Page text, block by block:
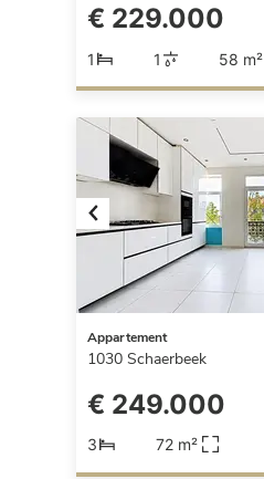
€ 229.000
1 1 58 m²
Previous
Appartement
1030 Schaerbeek
€ 249.000
3 72 m²